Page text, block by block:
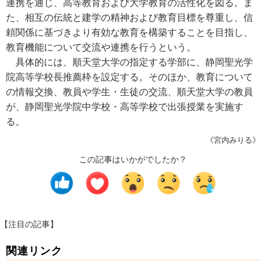
連携を通じ、高等教育および大学教育の活性化を図る。ま
た、相互の伝統と建学の精神および教育目標を尊重し、信
頼関係に基づきより有効な教育を構築することを目指し、
教育機能について交流や連携を行うという。
具体的には、順天堂大学の指定する学部に、静岡聖光学
院高等学校長推薦枠を設定する。そのほか、教育について
の情報交換、教員や学生・生徒の交流、順天堂大学の教員
が、静岡聖光学院中学校・高等学校で出張授業を実施す
る。
《宮内みりる》
この記事はいかがでしたか？
【注目の記事】
関連リンク